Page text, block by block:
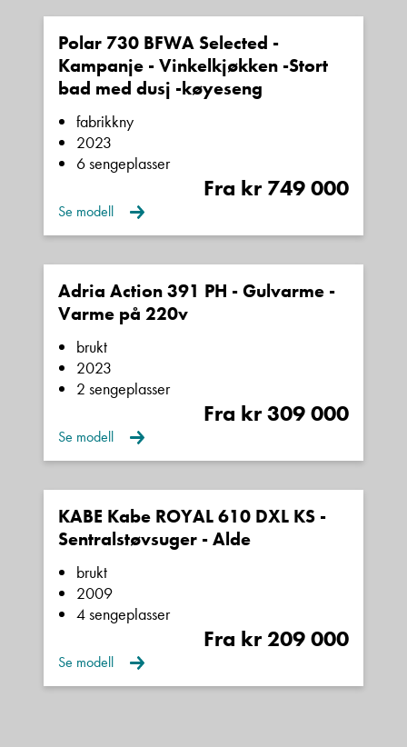
Polar 730 BFWA Selected -
Kampanje - Vinkelkjøkken -Stort
bad med dusj -køyeseng
fabrikkny
2023
6 sengeplasser
Fra kr 749 000
Se modell
Adria Action 391 PH - Gulvarme -
Varme på 220v
brukt
2023
2 sengeplasser
Fra kr 309 000
Se modell
KABE Kabe ROYAL 610 DXL KS -
Sentralstøvsuger - Alde
brukt
2009
4 sengeplasser
Fra kr 209 000
Se modell